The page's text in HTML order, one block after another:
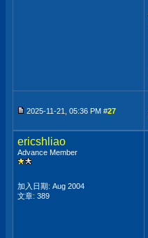
2025-11-21, 05:36 PM #27
ericshliao
Advance Member
加入日期: Aug 2004
文章: 389